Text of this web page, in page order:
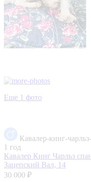
Еще 1 фото
Кавалер-кинг-
1 год
Кавалер Кинг Чарльз
Зацепский Вал, 14
30 000 ₽